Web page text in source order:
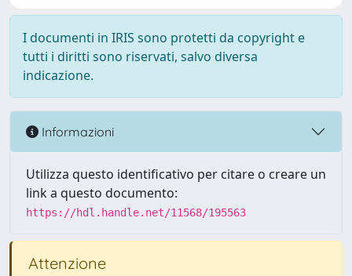
I documenti in IRIS sono protetti da copyright e
tutti i diritti sono riservati, salvo diversa
indicazione.
Informazioni
Utilizza questo identificativo per citare o creare un
link a questo documento:
https://hdl.handle.net/11568/195563
Attenzione